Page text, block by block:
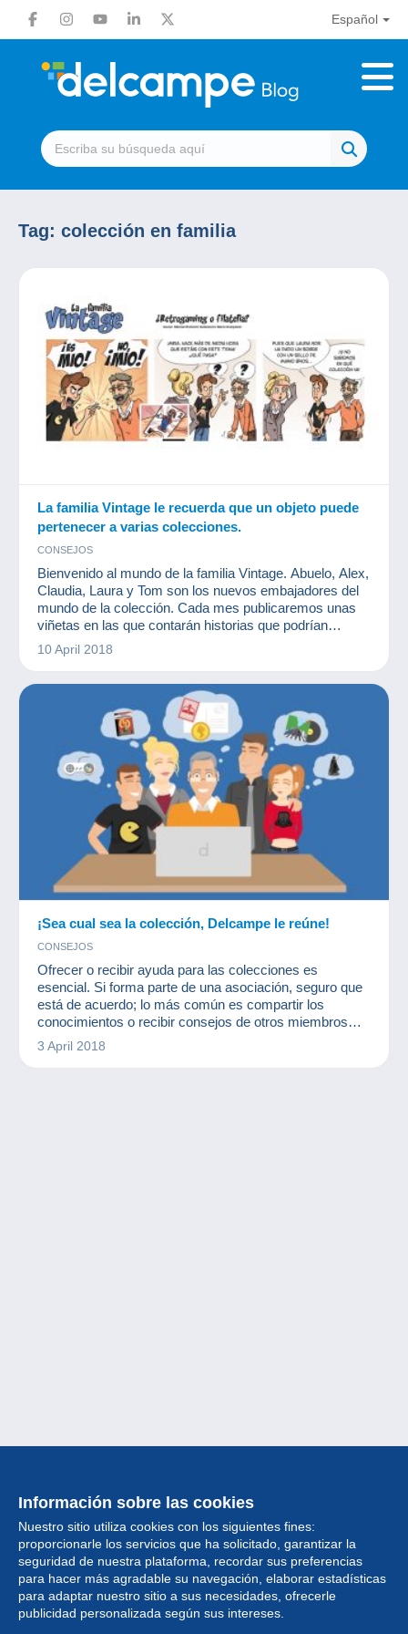
Español
Tag: colección en familia
La familia Vintage le recuerda que un objeto puede
pertenecer a varias colecciones.
CONSEJOS
Bienvenido al mundo de la familia Vintage. Abuelo, Alex,
Claudia, Laura y Tom son los nuevos embajadores del
mundo de la colección. Cada mes publicaremos unas
viñetas en las que contarán historias que podrían
suceder perfectamente en una familia de coleccionistas.
¡Esperemos que le gusten!
10 April 2018
¡Sea cual sea la colección, Delcampe le reúne!
CONSEJOS
Ofrecer o recibir ayuda para las colecciones es
esencial. Si forma parte de una asociación, seguro que
está de acuerdo; lo más común es compartir los
conocimientos o recibir consejos de otros miembros
más experimentados en un sector específico.
3 April 2018
Información sobre las cookies
Nuestro sitio utiliza cookies con los siguientes fines:
proporcionarle los servicios que ha solicitado, garantizar la
seguridad de nuestra plataforma, recordar sus preferencias
para hacer más agradable su navegación, elaborar estadísticas
para adaptar nuestro sitio a sus necesidades, ofrecerle
publicidad personalizada según sus intereses.
Colección